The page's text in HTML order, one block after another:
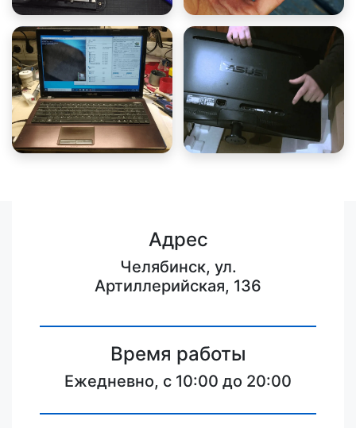
Адрес
Челябинск, ул.
Артиллерийская, 136
Время работы
Ежедневно, с 10:00 до 20:00